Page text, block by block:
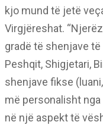
kjo mund të jetë
Virgjëreshat.
gradë të shenjave
Peshqit, Shigjetari,
shenjave fikse
më personalisht
në një aspekt të